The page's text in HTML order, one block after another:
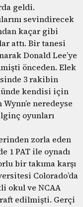
geldi.
sevindirecek
kaçar gibi
attı. Bir tanesi
Donald Lee’ye
önceden. Elek
3 rakibin
kendisi için
neredeyse
oyunları
zorla eden
1 PAT ile oynadı
bir takıma karşı
Colorado’da
okul ve NCAA
edilmişti. Gerçi